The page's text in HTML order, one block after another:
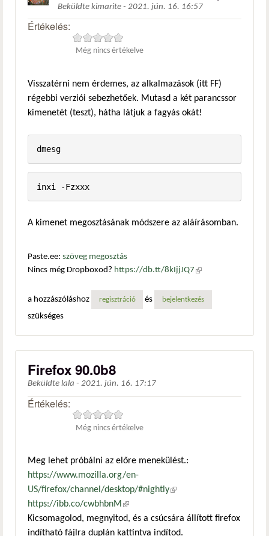
Beküldte kimarite - 2021. jún. 16. 16:57
Értékelés:
Még nincs értékelve
Visszatérni nem érdemes, az alkalmazások (itt FF)
régebbi verziói sebezhetőek. Mutasd a két parancssor
kimenetét (teszt), hátha látjuk a fagyás okát!
dmesg
inxi -Fzxxx
A kimenet megosztásának módszere az aláírásomban.
Paste.ee: szöveg megosztás
Nincs még Dropboxod? https://db.tt/8kIjjJQ7 (külső
a hozzászóláshoz
regisztráció és bejelentkezés
szükséges
Firefox 90.0b8
Beküldte lala - 2021. jún. 16. 17:17
Értékelés:
Még nincs értékelve
Meg lehet próbálni az előre menekülést.:
https://www.mozilla.org/en-
US/firefox/channel/desktop/#nightly(külső hivatkozás)
https://ibb.co/cwbhbnM (külső hivatkozás)
Kicsomagolod, megnyitod, és a csúcsára állított firefox
indítható fájlra duplán kattintva indítod.